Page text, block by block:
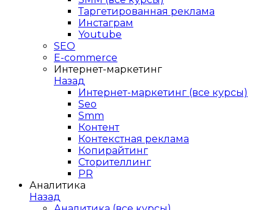
Таргетированная реклама
Инстаграм
Youtube
SEO
E-сommerce
Интернет-маркетинг
Назад
Интернет-маркетинг (все курсы)
Seo
Smm
Контент
Контекстная реклама
Копирайтинг
Сторителлинг
PR
Аналитика
Назад